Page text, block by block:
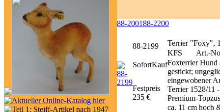
88-200188-2200
88-2199
Terrier "Foxy",
KFS
Art.-
Foxterrier Hund
gestickt;
eingewobener
Terrier 1528/11
Premium-
ca. 11 cm hoch
SofortKauf
Festpreis
235 €